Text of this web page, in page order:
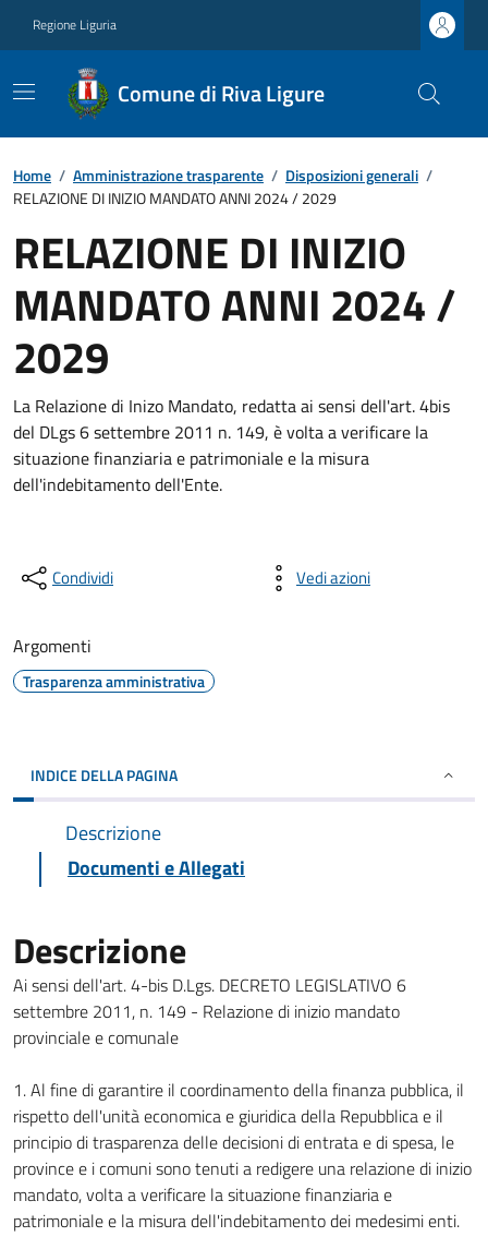
Regione Liguria
Comune di Riva Ligure
Home / Amministrazione trasparente / Disposizioni generali /
RELAZIONE DI INIZIO MANDATO ANNI 2024 / 2029
RELAZIONE DI INIZIO
MANDATO ANNI 2024 /
2029
La Relazione di Inizo Mandato, redatta ai sensi dell'art. 4bis
del DLgs 6 settembre 2011 n. 149, è volta a verificare la
situazione finanziaria e patrimoniale e la misura
dell'indebitamento dell'Ente.
Condividi Vedi azioni
Argomenti
Trasparenza amministrativa
INDICE DELLA PAGINA
Descrizione
Documenti e Allegati
Descrizione
Ai sensi dell'art. 4-bis D.Lgs. DECRETO LEGISLATIVO 6
settembre 2011, n. 149 - Relazione di inizio mandato
provinciale e comunale
1.Al fine di garantire il coordinamento della finanza pubblica, il
rispetto dell'unità economica e giuridica della Repubblica e il
principio di trasparenza delle decisioni di entrata e di spesa, le
province e i comuni sono tenuti a redigere una relazione di inizio
mandato, volta a verificare la situazione finanziaria e
patrimoniale e la misura dell'indebitamento dei medesimi enti.